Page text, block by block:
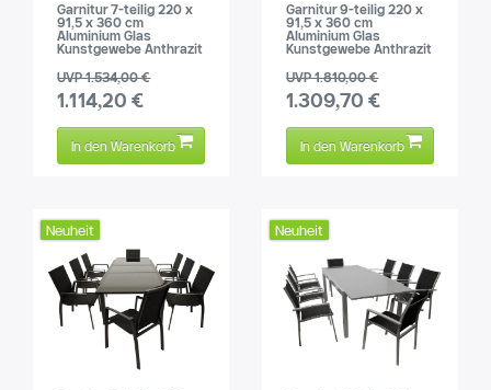
Garnitur 7-teilig 220 x
91,5 x 360 cm
Aluminium Glas
Kunstgewebe Anthrazit
UVP 1.534,00 €
1.114,20 €
In den Warenkorb
Garnitur 9-teilig 220 x
91,5 x 360 cm
Aluminium Glas
Kunstgewebe Anthrazit
UVP 1.810,00 €
1.309,70 €
In den Warenkorb
Neuheit Neuheit